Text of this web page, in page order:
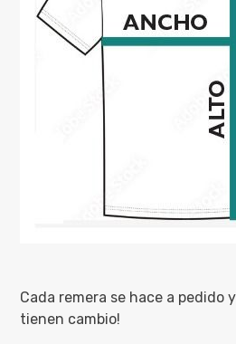
Cada remera se hace a pedido
tienen cambio!